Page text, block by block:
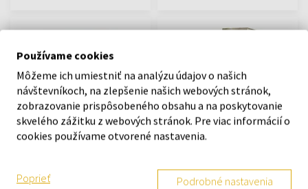
Calvin Klein Euphoria Men
Toaletná voda
Calvin Klein In2U Women
Toaletná voda
Na sklade
Používame cookies
Môžeme ich umiestniť na analýzu údajov o našich
návštevníkoch, na zlepšenie našich webových stránok,
zobrazovanie prispôsobeného obsahu a na poskytovanie
skvelého zážitku z webových stránok. Pre viac informácií o
cookies používame otvorené nastavenia.
Poprieť Podrobné nastavenia